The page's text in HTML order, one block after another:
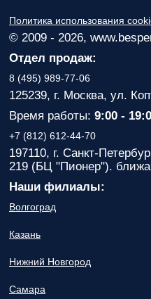
Политика использования
© 2009 - 2026,
Отдел продаж:
8 (495) 989-77-06
125239, г. Москва, ул.
Время работы: 9:00 -
+7 (812) 612-44-70
197110, г. Санкт-
219 (БЦ "Пионер").
Наши филиалы:
Волгоград
Казань
Нижний Новгород
Самара